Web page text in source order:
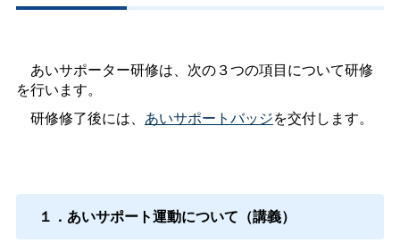
あいサポーター研修は、次の３つの項目について研修
を行います。
研修修了後には、 あいサポートバッジを交付します。
１．あいサポート運動について（講義）